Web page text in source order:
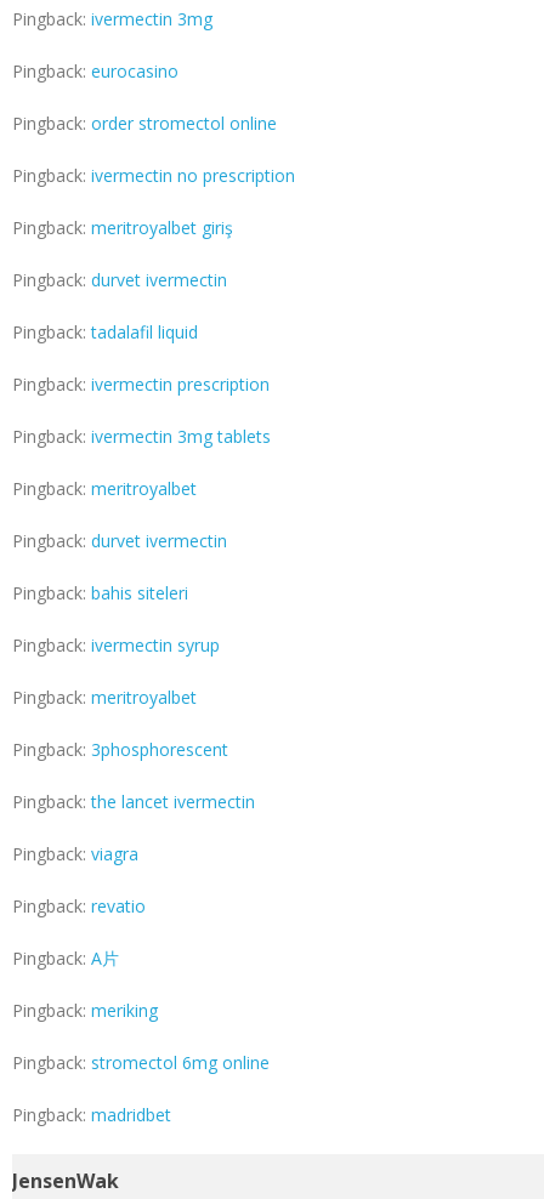
Pingback: ivermectin 3mg
Pingback: eurocasino
Pingback: order stromectol online
Pingback: ivermectin no prescription
Pingback: meritroyalbet giriş
Pingback: durvet ivermectin
Pingback:tadalafil liquid
Pingback: ivermectin prescription
Pingback: ivermectin 3mg tablets
Pingback: meritroyalbet
Pingback: durvet ivermectin
Pingback: bahis siteleri
Pingback: ivermectin syrup
Pingback: meritroyalbet
Pingback: 3phosphorescent
Pingback:the lancet ivermectin
Pingback: viagra
Pingback: revatio
Pingback: A片
Pingback: meriking
Pingback: stromectol 6mg online
Pingback: madridbet
JensenWak